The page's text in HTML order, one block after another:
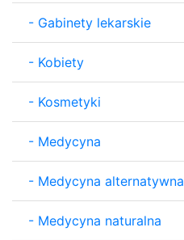
- Gabinety lekarskie
- Kobiety
- Kosmetyki
- Medycyna
- Medycyna alternatywna
- Medycyna naturalna